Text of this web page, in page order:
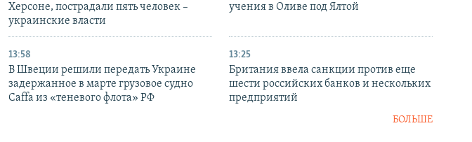
Херсоне, пострадали пять человек –
украинские власти
учения в Оливе под Ялтой
13:58
В Швеции решили передать Украине
задержанное в марте грузовое судно
Caffa из «теневого флота» РФ
13:25
Британия ввела санкции против еще
шести российских банков и нескольких
предприятий
БОЛЬШЕ